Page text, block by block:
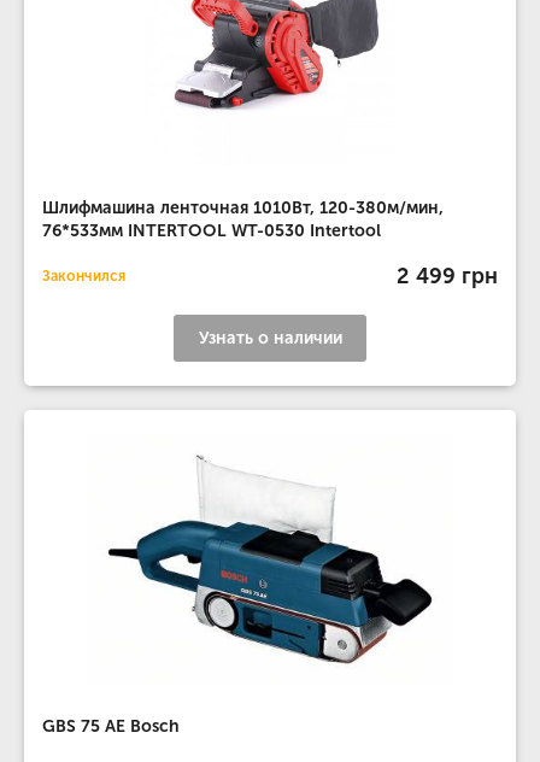
Шлифмашина ленточная 1010Вт, 120-380м/мин,
76*533мм INTERTOOL WT-0530 Intertool
Закончился 2 499 грн
Узнать о наличии
GBS 75 AE Bosch